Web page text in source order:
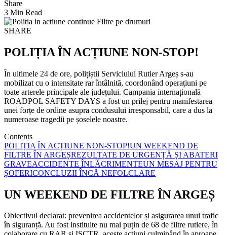
Share
3 Min Read
SHARE
POLIȚIA ÎN ACȚIUNE NON-STOP!
În ultimele 24 de ore, polițiștii Serviciului Rutier Argeș s-au
mobilizat cu o intensitate rar întâlnită, coordonând operațiuni pe
toate arterele principale ale județului. Campania internațională
ROADPOL SAFETY DAYS a fost un prilej pentru manifestarea
unei forțe de ordine asupra condusului irresponsabil, care a dus la
numeroase tragedii pe șoselele noastre.
Contents
POLIȚIA ÎN ACȚIUNE NON-STOP!UN WEEKEND DE
FILTRE ÎN ARGEȘREZULTATE DE URGENȚĂ ȘI ABATERI
GRAVEACCIDENTE ÎNLĂCRIMENTEUN MESAJ PENTRU
ȘOFERICONCLUZII ÎNCĂ NEFOLCLARE
UN WEEKEND DE FILTRE ÎN ARGEȘ
Obiectivul declarat: prevenirea accidentelor și asigurarea unui trafic
în siguranță. Au fost instituite nu mai puțin de 68 de filtre rutiere, în